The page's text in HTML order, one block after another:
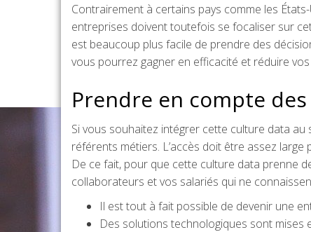
Contrairement à certains pays comme les
entreprises doivent toutefois se focaliser sur
est beaucoup plus facile de prendre des
vous pourrez gagner en efficacité et réduire
Prendre en compte
Si vous souhaitez intégrer cette culture data
référents métiers. L’accès doit être assez
De ce fait, pour que cette culture data prenne
collaborateurs et vos salariés qui ne
Il est tout à fait possible de devenir une
Des solutions technologiques sont mises